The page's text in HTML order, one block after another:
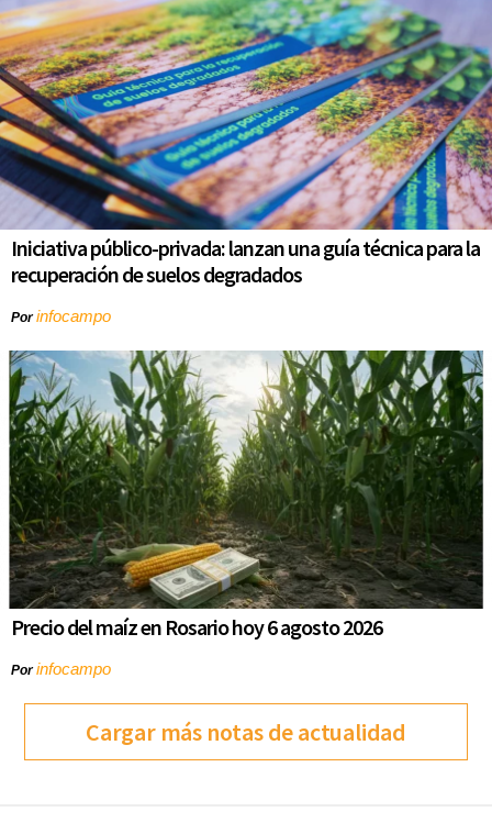
Iniciativa público-privada: lanzan una guía técnica para la
recuperación de suelos degradados
Porinfocampo
Precio del maíz en Rosario hoy 6 agosto 2026
Porinfocampo
Cargar más notas de actualidad